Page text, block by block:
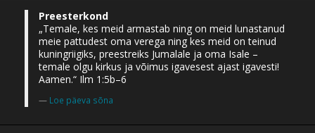
Preesterkond
„Temale, kes meid armastab ning on meid lunastanud
meie pattudest oma verega ning kes meid on teinud
kuningriigiks, preestreiks Jumalale ja oma Isale –
temale olgu kirkus ja võimus igavesest ajast igavesti!
Aamen.“ Ilm 1:5b–6
Loe päeva sõna